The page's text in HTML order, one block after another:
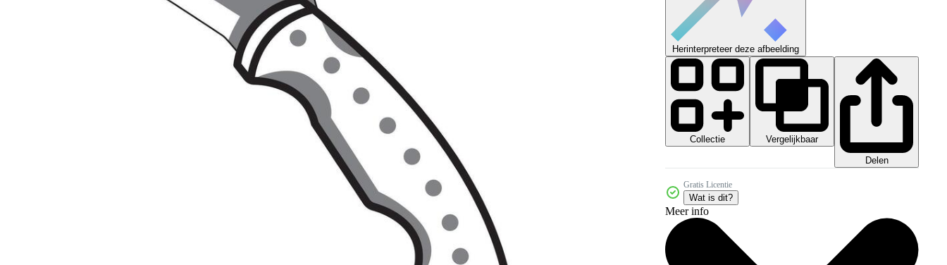
Herinterpreteer deze afbeelding
Collectie
Vergelijkbaar
Delen
Gratis Licentie
Wat is dit?
Meer info